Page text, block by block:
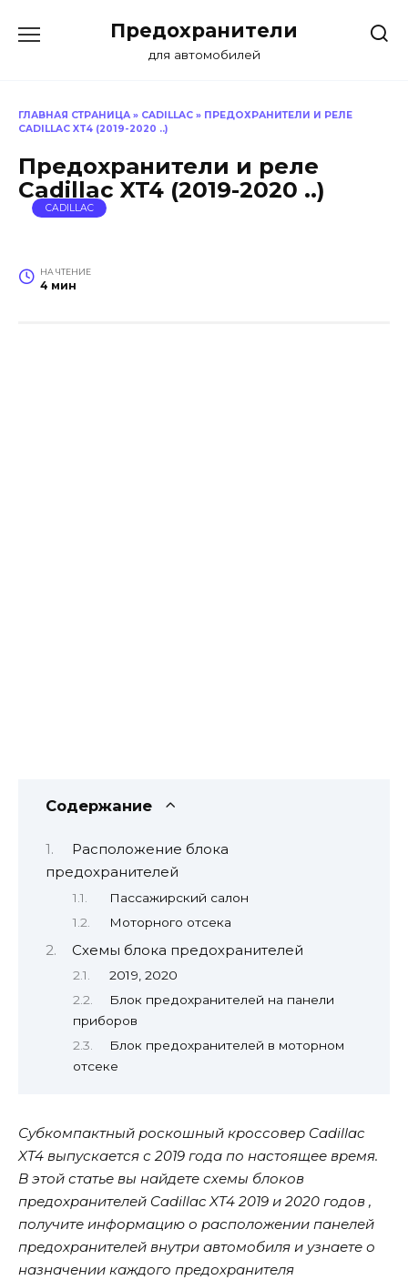
Предохранители
для автомобилей
ГЛАВНАЯ СТРАНИЦА » CADILLAC » ПРЕДОХРАНИТЕЛИ И РЕЛЕ
CADILLAC XT4 (2019-2020 ..)
Предохранители и реле
Cadillac XT4 (2019-2020 ..)
CADILLAC
НА ЧТЕНИЕ
4 мин
Содержание
Расположение блока
предохранителей
Пассажирский салон
Моторного отсека
Схемы блока предохранителей
2019, 2020
Блок предохранителей на панели
приборов
Блок предохранителей в моторном
отсеке
Субкомпактный роскошный кроссовер Cadillac
XT4 выпускается с 2019 года по настоящее время.
В этой статье вы найдете схемы блоков
предохранителей Cadillac XT4 2019 и 2020 годов ,
получите информацию о расположении панелей
предохранителей внутри автомобиля и узнаете о
назначении каждого предохранителя